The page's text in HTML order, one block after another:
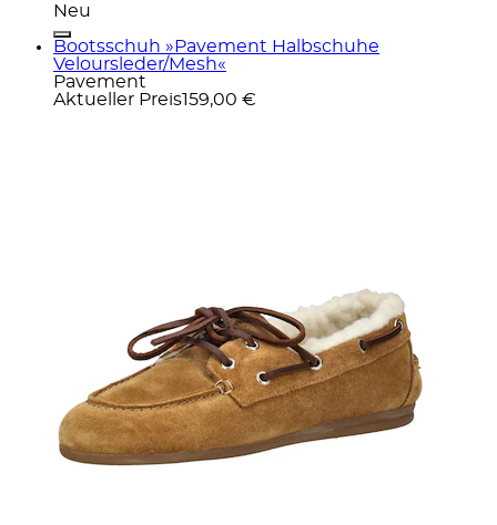
Neu
Bootsschuh »Pavement Halbschuhe
Veloursleder/Mesh«
Pavement
Aktueller Preis159,00 €